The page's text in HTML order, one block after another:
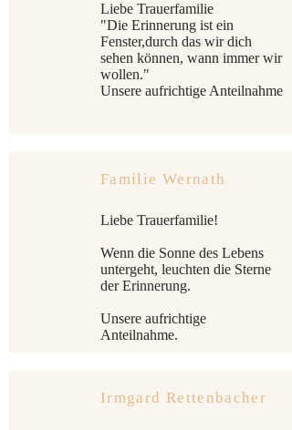
Liebe Trauerfamilie
"Die Erinnerung ist ein
Fenster,durch das wir dich
sehen können, wann immer wir
wollen."
Unsere aufrichtige Anteilnahme
Familie Wernath
Liebe Trauerfamilie!
Wenn die Sonne des Lebens
untergeht, leuchten die Sterne
der Erinnerung.
Unsere aufrichtige
Anteilnahme.
Irmgard Rettenbacher